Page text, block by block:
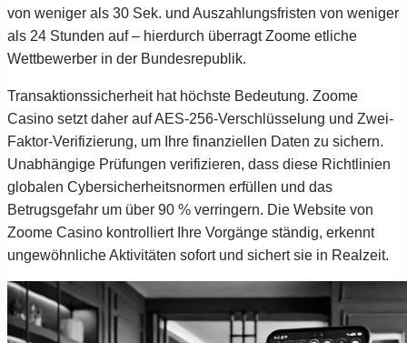
von weniger als 30 Sek. und Auszahlungsfristen von weniger
als 24 Stunden auf – hierdurch überragt Zoome etliche
Wettbewerber in der Bundesrepublik.
Transaktionssicherheit hat höchste Bedeutung. Zoome
Casino setzt daher auf AES-256-Verschlüsselung und Zwei-
Faktor-Verifizierung, um Ihre finanziellen Daten zu sichern.
Unabhängige Prüfungen verifizieren, dass diese Richtlinien
globalen Cybersicherheitsnormen erfüllen und das
Betrugsgefahr um über 90 % verringern. Die Website von
Zoome Casino kontrolliert Ihre Vorgänge ständig, erkennt
ungewöhnliche Aktivitäten sofort und sichert sie in Realzeit.